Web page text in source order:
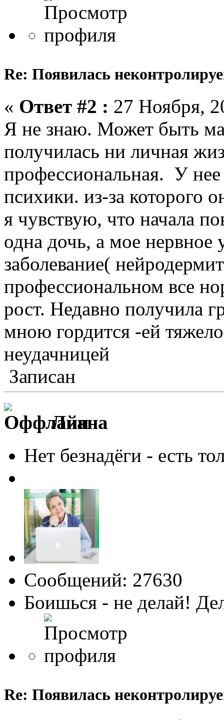
Re: Появилась
« Ответ #2 : 27 Ноября,
Я не знаю. Может быть
получилась ни личная
профессиональная. У нее
психики. из-за которого
я чувствую, что начала
одна дочь, а мое
заболевание(
профессиональном все
рост. Недавно получила
мною гордится -ей
неудачницей
Записан
Лиана
Нет безнадёги - есть
Сообщений: 27630
Боишься - не делай!
Re: Появилась